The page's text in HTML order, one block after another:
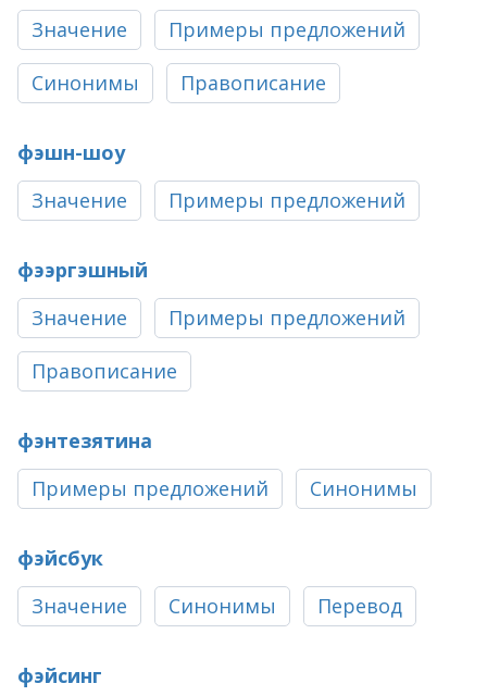
Значение
Примеры предложений
Синонимы Правописание
фэшн-шоу
Значение
Примеры предложений
фээргэшный
Значение
Примеры предложений
Правописание
фэнтезятина
Примеры предложений
Синонимы
фэйсбук
Значение
Синонимы Перевод
фэйсинг